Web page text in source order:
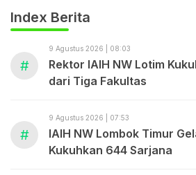
Index Berita
#
9 Agustus 2026 | 08:03
Rektor IAIH NW Lotim
dari Tiga Fakultas
#
9 Agustus 2026 | 07:53
IAIH NW Lombok Timur
Kukuhkan 644 Sarjana